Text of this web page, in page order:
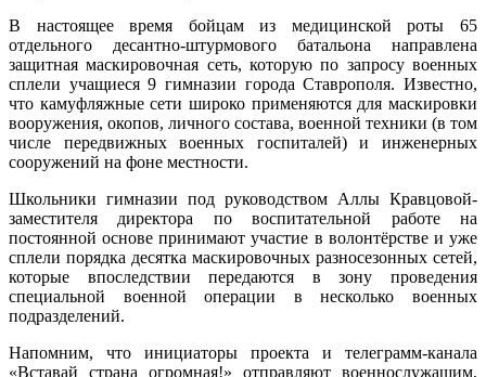
В настоящее время бойцам из медицинской роты 65
отдельного десантно-штурмового батальона направлена
защитная маскировочная сеть, которую по запросу военных
сплели учащиеся 9 гимназии города Ставрополя. Известно,
что камуфляжные сети широко применяются для маскировки
вооружения, окопов, личного состава, военной техники (в том
числе передвижных военных госпиталей) и инженерных
сооружений на фоне местности.
Школьники гимназии под руководством Аллы Кравцовой-
заместителя директора по воспитательной работе на
постоянной основе принимают участие в волонтёрстве и уже
сплели порядка десятка маскировочных разносезонных сетей,
которые впоследствии передаются в зону проведения
специальной военной операции в несколько военных
подразделений.
Напомним, что инициаторы проекта и телеграмм-канала
«Вставай страна огромная!» отправляют военнослужащим,